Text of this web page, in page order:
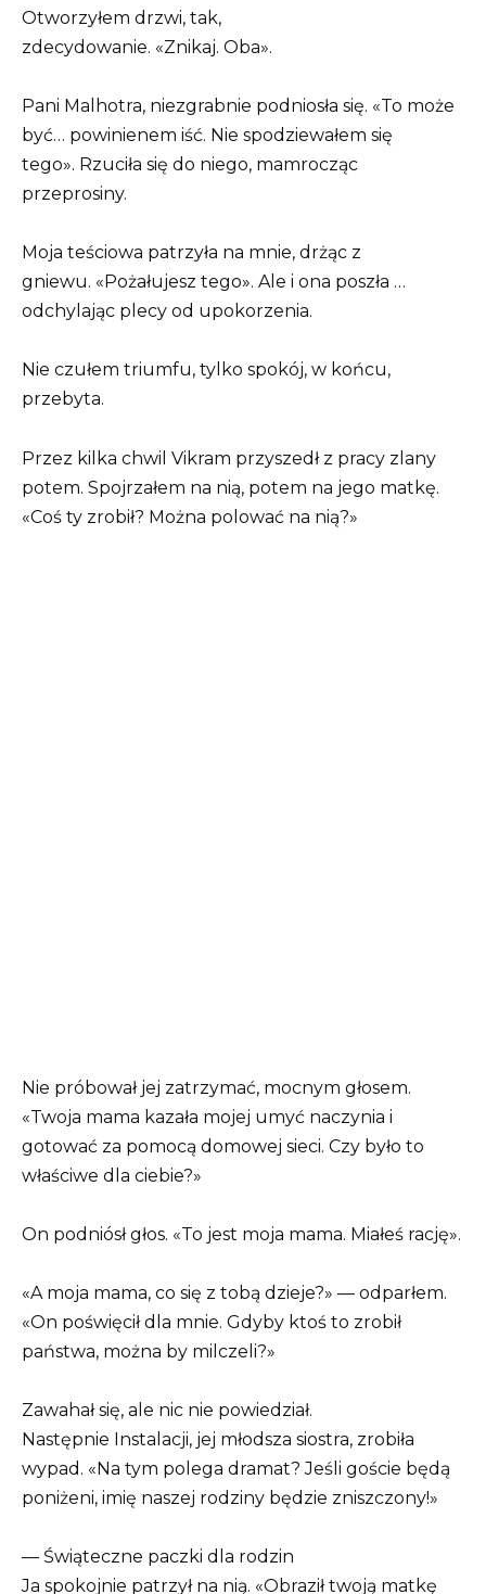
Otworzyłem drzwi, tak,
zdecydowanie. «Znikaj. Oba».
Pani Malhotra, niezgrabnie podniosła się. «To może
być… powinienem iść. Nie spodziewałem się
tego». Rzuciła się do niego, mamrocząc
przeprosiny.
Moja teściowa patrzyła na mnie, drżąc z
gniewu. «Pożałujesz tego». Ale i ona poszła …
odchylając plecy od upokorzenia.
Nie czułem triumfu, tylko spokój, w końcu,
przebyta.
Przez kilka chwil Vikram przyszedł z pracy zlany
potem. Spojrzałem na nią, potem na jego matkę.
«Coś ty zrobił? Można polować na nią?»
Nie próbował jej zatrzymać, mocnym głosem.
«Twoja mama kazała mojej umyć naczynia i
gotować za pomocą domowej sieci. Czy było to
właściwe dla ciebie?»
On podniósł głos. «To jest moja mama. Miałeś rację».
«A moja mama, co się z tobą dzieje?» — odparłem.
«On poświęcił dla mnie. Gdyby ktoś to zrobił
państwa, można by milczeli?»
Zawahał się, ale nic nie powiedział.
Następnie Instalacji, jej młodsza siostra, zrobiła
wypad. «Na tym polega dramat? Jeśli goście będą
poniżeni, imię naszej rodziny będzie zniszczony!»
— Świąteczne paczki dla rodzin
Ja spokojnie patrzył na nią. «Obraził twoją matkę